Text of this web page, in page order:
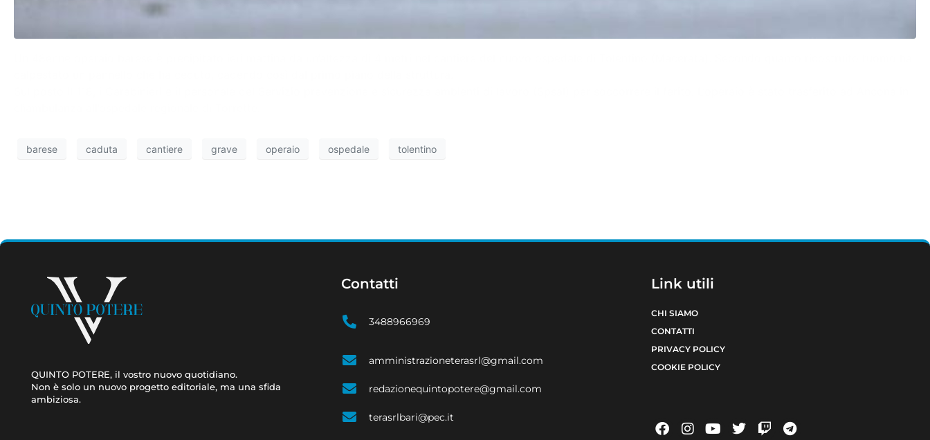
barese caduta cantiere grave operaio ospedale tolentino
QUINTO POTERE, il vostro nuovo quotidiano.
Non è solo un nuovo progetto editoriale, ma una sfida
ambiziosa.
Contatti
3488966969
amministrazioneterasrl@gmail.com
redazionequintopotere@gmail.com
terasrlbari@pec.it
Link utili
CHI SIAMO
CONTATTI
PRIVACY POLICY
COOKIE POLICY